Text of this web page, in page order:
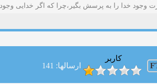
وجود خدا را به پرسش بگیر،چرا که اگر خدایی وجود
کاربر
ارسالها: 141